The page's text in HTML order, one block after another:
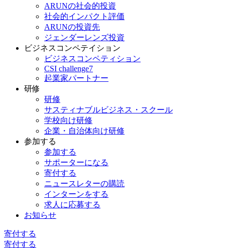
ARUNの社会的投資
社会的インパクト評価
ARUNの投資先
ジェンダーレンズ投資
ビジネスコンペテイション
ビジネスコンペティション
CSI challenge7
起業家パートナー
研修
研修
サスティナブルビジネス・スクール
学校向け研修
企業・自治体向け研修
参加する
参加する
サポーターになる
寄付する
ニュースレターの購読
インターンをする
求人に応募する
お知らせ
寄付する
寄付する